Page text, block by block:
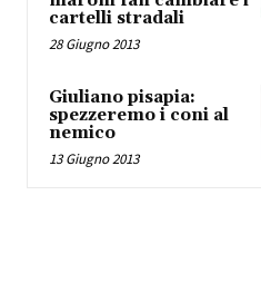
cartelli stradali
28 Giugno 2013
Giuliano pisapia:
spezzeremo i coni al
nemico
13 Giugno 2013